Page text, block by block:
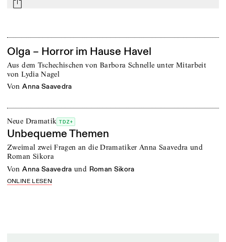
mail
Olga – Horror im Hause Havel
Aus dem Tschechischen von Barbora Schnelle unter Mitarbeit
von Lydia Nagel
von Anna Saavedra
Neue Dramatik TDZ+
Unbequeme Themen
Zweimal zwei Fragen an die Dramatiker Anna Saavedra und
Roman Sikora
von Anna Saavedra und Roman Sikora
ONLINE LESEN